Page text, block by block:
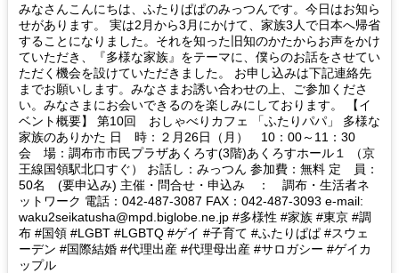
みなさんこんにちは、ふたりぱぱのみっつんです。今日はお知ら
せがあります。 実は2月から3月にかけて、家族3人で日本へ帰省
することになりました。それを知った旧知のかたからお声をかけ
ていただき、『多様な家族』をテーマに、僕らのお話をさせてい
ただく機会を設けていただきました。 お申し込みは下記連絡先
までお願いします。みなさまお誘い合わせの上、ご参加くださ
い。みなさまにお会いできるのを楽しみにしております。 【イ
ベント概要】 第10回 おしゃべりカフェ 「ふたりパパ」 多様な
家族のありかた 日 時：２月26日（月） 10：00～11：30
会 場：調布市市民プラザあくろす(3階)あくろすホール１ （京
王線国領駅北口すぐ） お話し：みっつん 参加費：無料 定 員：
50名 (要申込み) 主催・問合せ・申込み ： 調布・生活者ネ
ットワーク 電話：042‐487‐3087 FAX：042‐487‐3093 e-mail:
waku2seikatusha@mpd.biglobe.ne.jp #多様性 #家族 #東京 #調
布 #国領 #LGBT #LGBTQ #ゲイ #子育て #ふたりぱぱ #スウェ
ーデン #国際結婚 #代理出産 #代理母出産 #サロガシー #ゲイカ
ップル